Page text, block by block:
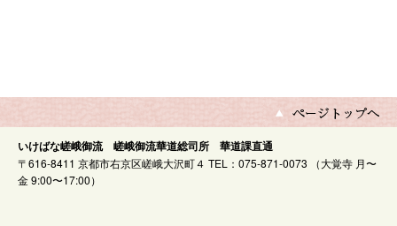
いけばな嵯峨御流 嵯峨御流華道総司所 華道課直通
〒616-8411 京都市右京区嵯峨大沢町４ TEL：075-871-0073 （大覚寺 月〜
金 9:00〜17:00）